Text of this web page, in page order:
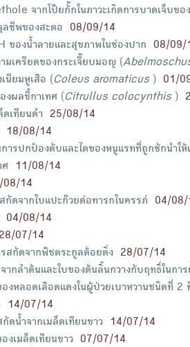
จากโป๊ยกั๊กในภาวะเกิดการบาดเจ็บข
ลชีพของสะตอ
08/09/14
ของน้ำลายและสุขภาพในช่องปาก
08/09/
มเครียดของกระเจี๊ยบมอญ (
นียมหูเสือ (Coleus aromaticus )
01/
งผลขี้กาเทศ (Citrullus colocynthis )
ดเทียนดำ
25/08/14
18/08/14
ารปกป้องตับและไตของหนูแรทที่ถูกชักนำใ
ศ
11/08/14
08/14
ดจากใบแปะก๊วยต่อทารกในครรภ์
04/08/
04/08/14
28/07/14
สกัดจากพืชตระกูลต้อยติ่ง
28/07/14
ลำต้นและใบของต้นลิ้นกวางกับฤทธิ์ในการยั
งหลอดเลือดแดงในผู้ป่วยเบาหวานชนิดที่ 2
14/07/14
ดน้ำจากเมล็ดเทียนขาว
14/07/14
งเมล็ดเทียนขาว
07/07/14